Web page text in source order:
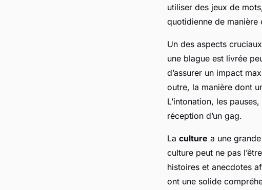
utiliser des jeux de
quotidienne de manière
Un des aspects
une blague est livrée
d’assurer un impact
outre, la manière dont
L’intonation, les
réception d’un gag.
La culture a une
culture peut ne pas
histoires et anecdotes
ont une solide